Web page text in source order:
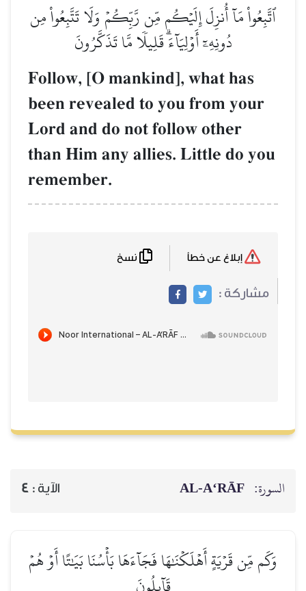
ٱتَّبِعُواْ مَآ أُنزِلَ إِلَيۡكُم مِّن رَّبِّكُمۡ وَلَا تَتَّبِعُواْ مِن
دُونِهِۦٓ أَوۡلِيَآءَۗ قَلِيلٗا مَّا تَذَكَّرُونَ
Follow, [O mankind], what has
been revealed to you from your
Lord and do not follow other
than Him any allies. Little do you
remember.
مشاركة :
السورة: AL‑A‘RĀF الآية : 4
وَكَم مِّن قَرۡيَةٍ أَهۡلَكۡنَٰهَا فَجَآءَهَا بَأۡسُنَا بَيَٰتًا أَوۡ هُمۡ